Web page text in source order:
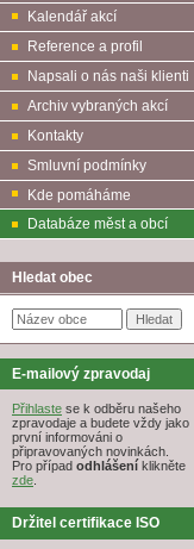
Kalendář akcí
Reference a profil
Napsali o nás naši klienti
Archiv vybraných akcí
Kontakty
Smluvní podmínky
Kde pomáháme
Databáze měst a obcí
Hledat obec
E-mailový zpravodaj
Přihlaste se k odběru našeho
zpravodaje a budete vždy jako
první informováni o
připravovaných novinkách.
Pro případ odhlášení klikněte
zde.
Držitel certifikace ISO